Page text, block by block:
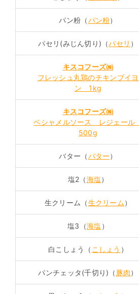
パン粉（パン粉）
パセリ(みじん切り)（パセリ ）
キスコフーズ㈱
フレッシュ丸鶏のチキンブイヨ
ン 1kg
キスコフーズ㈱
ベシャメルソース レジェール
500g
バター（バター）
塩2（海塩）
生クリーム（生クリーム）
塩3（海塩 ）
白こしょう（ こしょう ）
パンチェッタ(千切り)（ 豚肉）